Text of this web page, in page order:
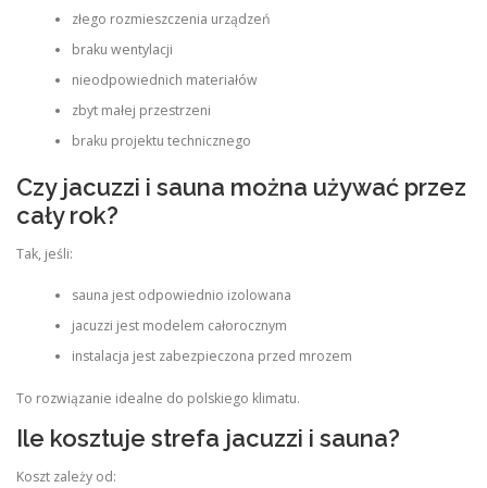
złego rozmieszczenia urządzeń
braku wentylacji
nieodpowiednich materiałów
zbyt małej przestrzeni
braku projektu technicznego
Czy jacuzzi i sauna można używać przez
cały rok?
Tak, jeśli:
sauna jest odpowiednio izolowana
jacuzzi jest modelem całorocznym
instalacja jest zabezpieczona przed mrozem
To rozwiązanie idealne do polskiego klimatu.
Ile kosztuje strefa jacuzzi i sauna?
Koszt zależy od: